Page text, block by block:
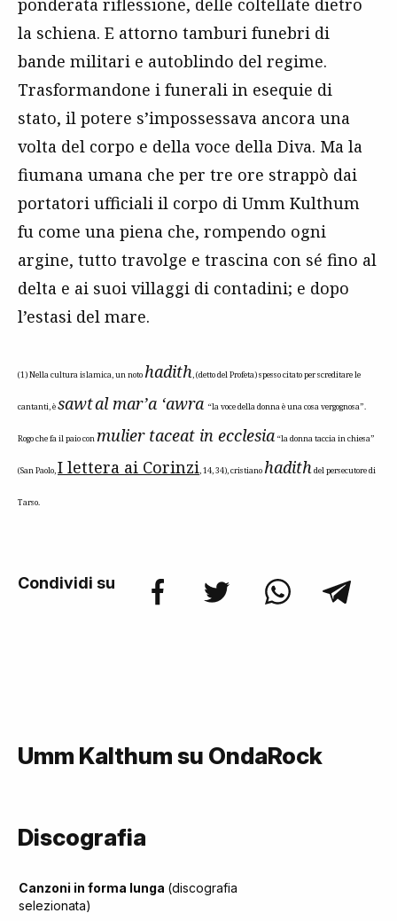
la schiena. E attorno tamburi funebri di
bande militari e autoblindo del regime.
Trasformandone i funerali in esequie di
stato, il potere s’impossessava ancora una
volta del corpo e della voce della Diva. Ma la
fiumana umana che per tre ore strappò dai
portatori ufficiali il corpo di Umm Kulthum
fu come una piena che, rompendo ogni
argine, tutto travolge e trascina con sé fino al
delta e ai suoi villaggi di contadini; e dopo
l’estasi del mare.
(1) Nella cultura islamica, un noto hadith, (detto del Profeta) spesso citato per screditare le
cantanti, èsawtal mar’a ‘awra “la voce della donna è una cosa vergognosa”.
Rogo che fa il paio con mulier taceat in ecclesia “la donna taccia in chiesa”
(San Paolo,I lettera ai Corinzi, 14, 34), cristiano hadith del persecutore di
Tarso.
Condividi su
Umm Kalthum su OndaRock
Discografia
Canzoni in forma lunga (discografia
selezionata)